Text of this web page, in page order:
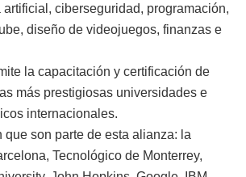
ciberseguridad, programación,
diseño de videojuegos, finanzas e
la capacitación y certificación de
más prestigiosas universidades e
internacionales.
que son parte de esta alianza: la
Tecnológico de Monterrey,